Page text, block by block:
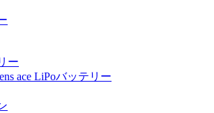
ー
ace LiPoバッテリー